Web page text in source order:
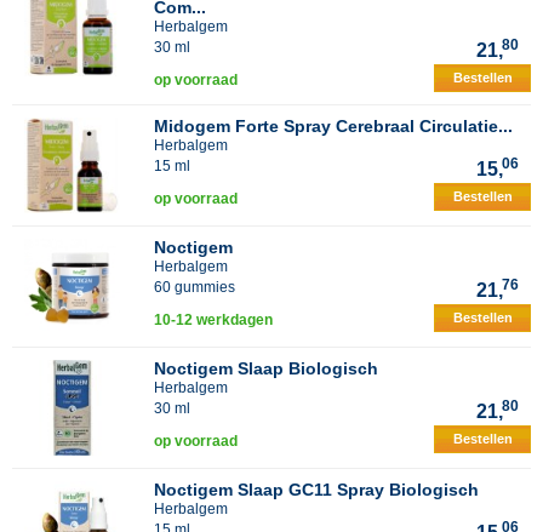
Com...
Herbalgem
30 ml
21,80
op voorraad Bestellen
Midogem Forte Spray Cerebraal Circulatie...
Herbalgem
15 ml
15,06
op voorraad Bestellen
Noctigem
Herbalgem
60 gummies
21,76
10-12 werkdagen Bestellen
Noctigem Slaap Biologisch
Herbalgem
30 ml
21,80
op voorraad Bestellen
Noctigem Slaap GC11 Spray Biologisch
Herbalgem
06